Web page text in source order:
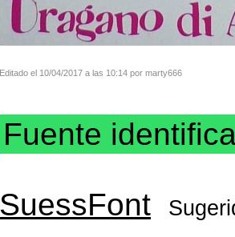
Editado el 10/04/2017 a las 10:14 por marty666
Fuente
SuessFont